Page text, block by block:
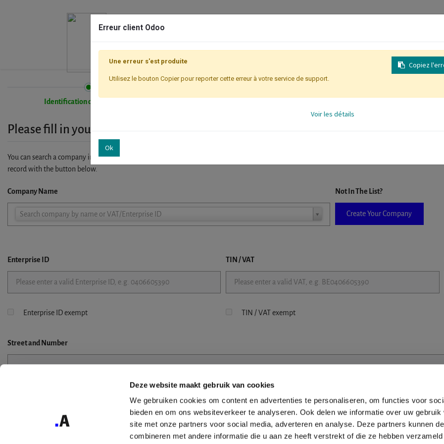
Deze website maakt gebruik van cookies
We gebruiken cookies om content en advertenties te personaliseren, om functies voor
bieden en om ons websiteverkeer te analyseren. Ook delen we informatie over uw gebruik
site met onze partners voor social media, adverteren en analyse. Deze partners kunnen
combineren met andere informatie die u aan ze heeft verstrekt of die ze hebben
Identification de l'entreprise
Please fill in your company details
You can search a company in our database by name, VAT or enterprise ID. When a company is selected it will auto-complete the form. If you
record with the button below.
Company Name
Search company by name or VAT/Enterprise ID
Company
Not In The List?
Create Your Company
Enterprise ID TIN / VAT
Enterprise ID exempt TIN / VAT exempt
Streetand Number
Erreur client Odoo
Copiez
Une erreur s'est produite
Utilisez le bouton Copier pour reporter cette erreur à votre service de support.
Voir les détails
Ok